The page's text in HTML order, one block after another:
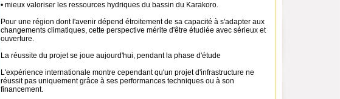
• mieux valoriser les ressources hydriques du bassin du Karakoro.
Pour une région dont l'avenir dépend étroitement de sa capacité à s'adapter aux
changements climatiques, cette perspective mérite d'être étudiée avec sérieux et
ouverture.
La réussite du projet se joue aujourd'hui, pendant la phase d'étude
L'expérience internationale montre cependant qu'un projet d'infrastructure ne
réussit pas uniquement grâce à ses performances techniques ou à son
financement.